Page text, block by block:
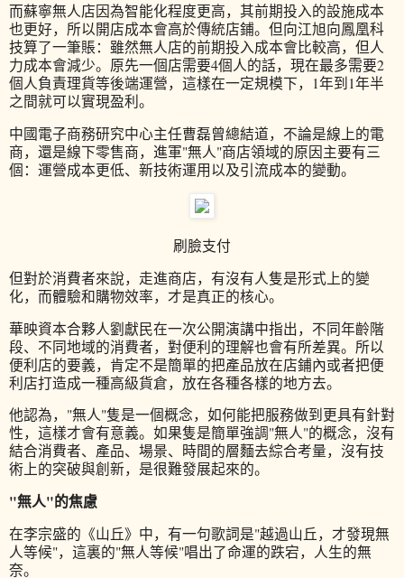
而蘇寧無人店因為智能化程度更高，其前期投入的設施成本
也更好，所以開店成本會高於傳統店鋪。但向江旭向鳳凰科
技算了一筆賬：雖然無人店的前期投入成本會比較高，但人
力成本會減少。原先一個店需要4個人的話，現在最多需要2
個人負責理貨等後端運營，這樣在一定規模下，1年到1年半
之間就可以實現盈利。
中國電子商務研究中心主任曹磊曾總結道，不論是線上的電
商，還是線下零售商，進軍"無人"商店領域的原因主要有三
個：運營成本更低、新技術運用以及引流成本的變動。
刷臉支付
但對於消費者來說，走進商店，有沒有人隻是形式上的變
化，而體驗和購物效率，才是真正的核心。
華映資本合夥人劉獻民在一次公開演講中指出，不同年齡階
段、不同地域的消費者，對便利的理解也會有所差異。所以
便利店的要義，肯定不是簡單的把產品放在店鋪內或者把便
利店打造成一種高級貨倉，放在各種各樣的地方去。
他認為，"無人"隻是一個概念，如何能把服務做到更具有針對
性，這樣才會有意義。如果隻是簡單強調"無人"的概念，沒有
結合消費者、產品、場景、時間的層麵去綜合考量，沒有技
術上的突破與創新，是很難發展起來的。
"無人"的焦慮
在李宗盛的《山丘》中，有一句歌詞是"越過山丘，才發現無
人等候"，這裏的"無人等候"唱出了命運的跌宕，人生的無
奈。